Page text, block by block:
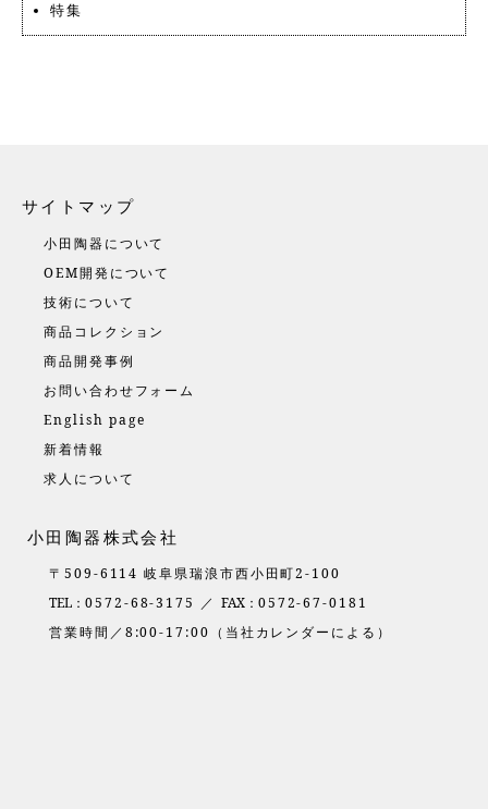
特集
サイトマップ
小田陶器について
OEM開発について
技術について
商品コレクション
商品開発事例
お問い合わせフォーム
English page
新着情報
求人について
小田陶器株式会社
〒509-6114 岐阜県瑞浪市西小田町2-100
TEL： 0572-68-3175 ／ FAX： 0572-67-0181
営業時間／8:00-17:00（当社カレンダーによる）